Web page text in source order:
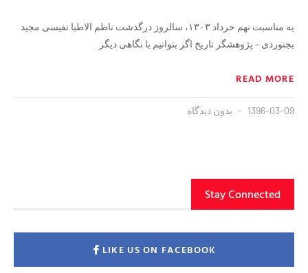
به مناسبت نهم خرداد ۱۳۰۳، سالروز درگذشت ناظم الاطبا نفیسی مجید
بجنوردی – پژوهشگر تاریخ اگر بتوانیم با نگاهی دیگر
READ MORE
1396-03-09 بدون دیدگاه
Stay Connected
LIKE US ON FACEBOOK